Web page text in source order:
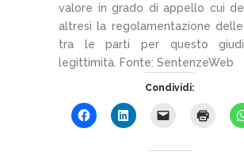
valore in grado di appello cui
altresì la regolamentazione
tra le parti per questo
legittimità. Fonte: SentenzeWeb
Condividi: